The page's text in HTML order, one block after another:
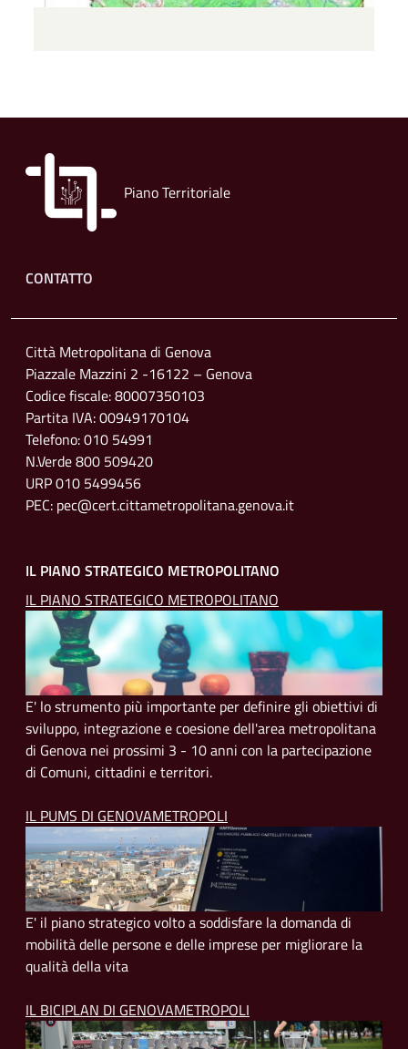
Piano Territoriale
Footer menu
CONTATTO
Città Metropolitana di Genova
Piazzale Mazzini 2 -16122 – Genova
Codice fiscale: 80007350103
Partita IVA: 00949170104
Telefono: 010 54991
N.Verde 800 509420
URP 010 5499456
PEC: pec@cert.cittametropolitana.genova.it
IL PIANO STRATEGICO METROPOLITANO
IL PIANO STRATEGICO METROPOLITANO
E' lo strumento più importante per definire gli obiettivi di
sviluppo, integrazione e coesione dell'area metropolitana
di Genova nei prossimi 3 - 10 anni con la partecipazione
di Comuni, cittadini e territori.
IL PUMS DI GENOVAMETROPOLI
E' il piano strategico volto a soddisfare la domanda di
mobilità delle persone e delle imprese per migliorare la
qualità della vita
IL BICIPLAN DI GENOVAMETROPOLI